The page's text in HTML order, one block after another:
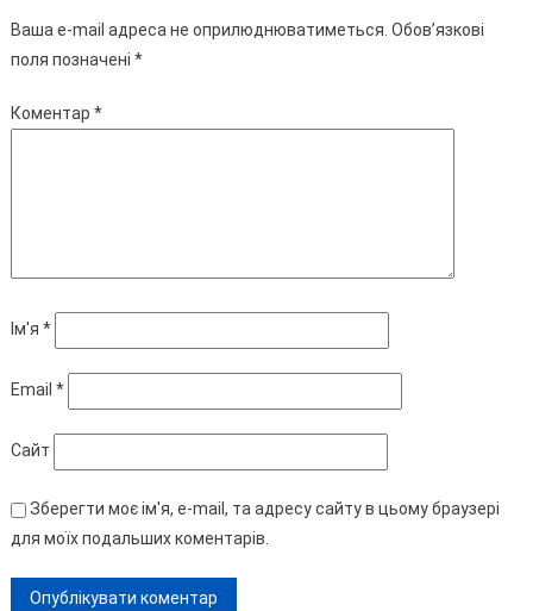
Ваша e-mail адреса не оприлюднюватиметься. Обов’язкові
поля позначені *
Коментар *
Ім'я *
Email *
Сайт
Зберегти моє ім'я, e-mail, та адресу сайту в цьому браузері
для моїх подальших коментарів.